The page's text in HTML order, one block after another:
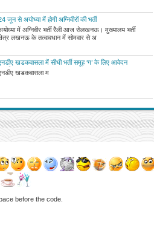
जून से अयोध्या में होगी अग्निवीरों की भर्ती
में अग्निवीर भर्ती रैली आज सेलखनऊ। मुख्यालय भर्ती
लखनऊ के तत्वावधान में सोमवार से अ
खडकवासला में सीधी भर्ती समूह ‘ग’ के लिए आवेदन
खडकवासला म
before the code.